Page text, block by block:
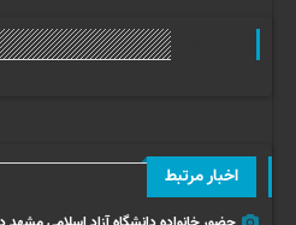
اخبار مرتبط